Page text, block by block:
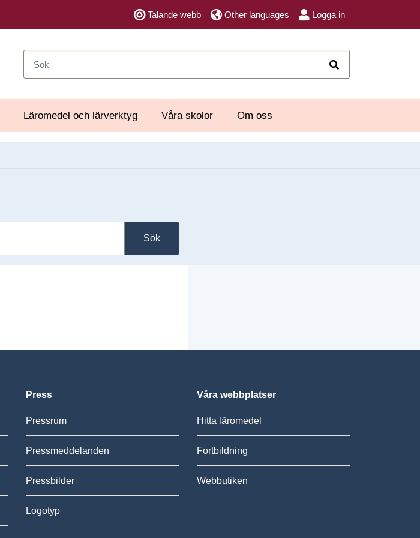
Talande webb Other languages Logga in
Läromedel och lärverktyg Våra skolor Om oss
Sök
Press
Pressrum
Pressmeddelanden
Pressbilder
Logotyp
Våra webbplatser
Hitta läromedel
Fortbildning
Webbutiken